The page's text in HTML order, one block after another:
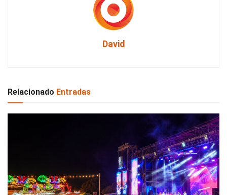
David
Relacionado Entradas